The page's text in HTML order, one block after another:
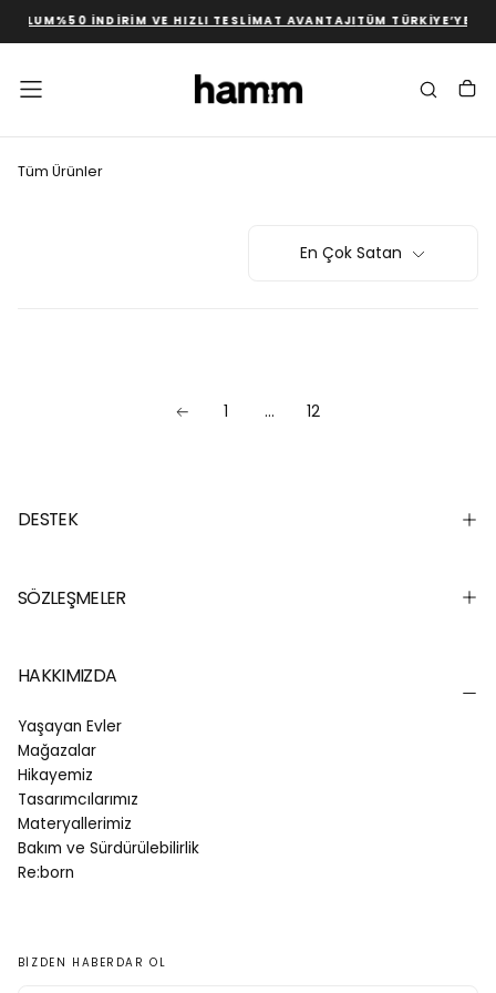
İÇERIĞE
GEÇ
%50 İNDIRIM VE HIZLI TESLIMAT AVANTAJITÜM TÜRKIYE’YE
Tüm Ürünler
En Çok Satan
1 … 12
DESTEK
SÖZLEŞMELER
HAKKIMIZDA
Yaşayan Evler
Mağazalar
Hikayemiz
Tasarımcılarımız
Materyallerimiz
Bakım ve Sürdürülebilirlik
Re:born
BIZDEN HABERDAR OL